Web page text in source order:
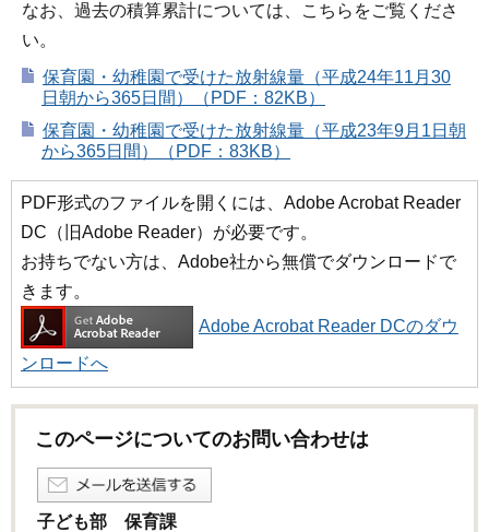
なお、過去の積算累計については、こちらをご覧くださ
い。
保育園・幼稚園で受けた放射線量（平成24年11月30
日朝から365日間）（PDF：82KB）
保育園・幼稚園で受けた放射線量（平成23年9月1日朝
から365日間）（PDF：83KB）
PDF形式のファイルを開くには、Adobe Acrobat Reader
DC（旧Adobe Reader）が必要です。
お持ちでない方は、Adobe社から無償でダウンロードで
きます。
Adobe Acrobat Reader DCのダウ
ンロードへ
このページについてのお問い合わせは
子ども部 保育課